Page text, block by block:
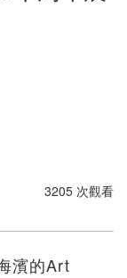
3205 次觀看
濱的Art